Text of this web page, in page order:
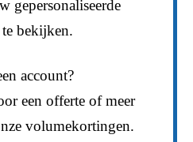
gepersonaliseerde
bekijken.
account?
een offerte of meer
volumekortingen.